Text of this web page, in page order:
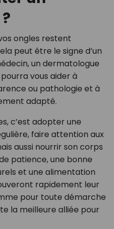
ongles restent
peut être le signe d’un
un dermatologue
vous aider à
ou pathologie et à
adapté.
c’est adopter une
faire attention aux
aussi nourrir son corps
patience, une bonne
et une alimentation
rapidement leur
pour toute démarche
la meilleure alliée pour